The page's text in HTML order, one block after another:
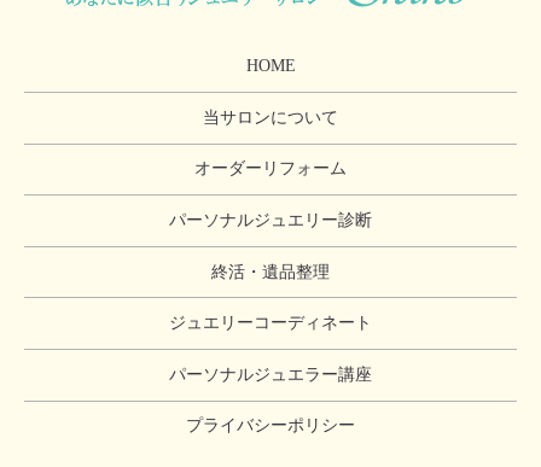
HOME
当サロンについて
オーダーリフォーム
パーソナルジュエリー診断
終活・遺品整理
ジュエリーコーディネート
パーソナルジュエラー講座
プライバシーポリシー